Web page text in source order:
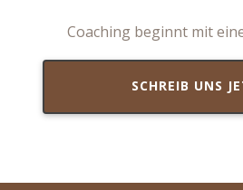
​Coaching beginnt m​it
SCHREIB UNS